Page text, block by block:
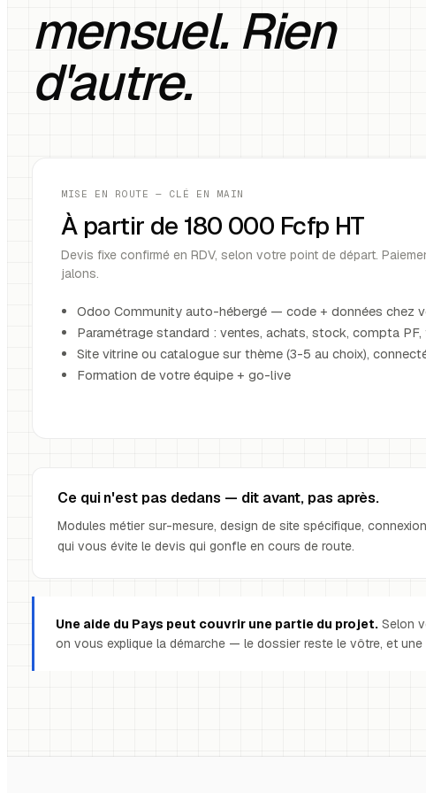
mensuel. Rien
d'autre.
MISE EN ROUTE — CLÉ EN MAIN
À partir de 180 000 Fcfp HT
Devis fixe confirmé en RDV, selon votre point de départ.
jalons.
Odoo Community auto-hébergé — code + données chez
Paramétrage standard : ventes, achats, stock, compta
Site vitrine ou catalogue sur thème (3-5 au choix),
Formation de votre équipe + go-live
Ce qui n'est pas dedans — dit avant, pas après.
Modules métier sur-mesure, design de site spécifique,
qui vous évite le devis qui gonfle en cours de route.
Une aide du Pays peut couvrir une partie du projet. Selon
on vous explique la démarche — le dossier reste le vôtre, et